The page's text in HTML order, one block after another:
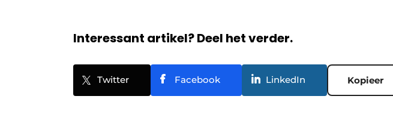
Interessant artikel? Deel het verder.
Twitter Facebook LinkedIn Kopieer